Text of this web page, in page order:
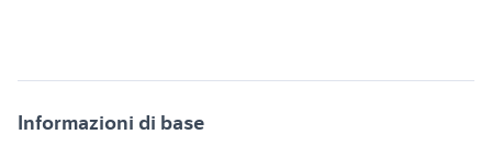
Informazioni di base